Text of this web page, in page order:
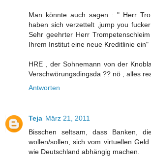
Man könnte auch sagen : " Herr
haben sich verzettelt ,jump you
Sehr geehrter Herr
Ihrem Institut eine neue Kreditlinie ein"
HRE , der Sohnemann von der
Verschwörungsdingsda ?? nö , alles
Antworten
Teja März 21, 2011
Bisschen seltsam, dass Banken,
wollen/sollen, sich vom virtuellen
wie Deutschland abhängig machen.